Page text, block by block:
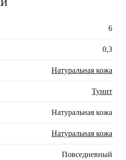
6
0,3
Натуральная кожа
Тунит
Натуральная кожа
Натуральная кожа
Повседневный